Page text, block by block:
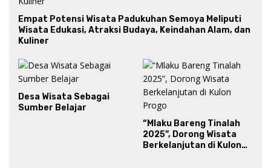
Empat Potensi Wisata Padukuhan Semoya Meliputi
Wisata Edukasi, Atraksi Budaya, Keindahan Alam, dan
Kuliner
Desa Wisata Sebagai
Sumber Belajar
“Mlaku Bareng Tinalah
2025”, Dorong Wisata
Berkelanjutan di Kulon